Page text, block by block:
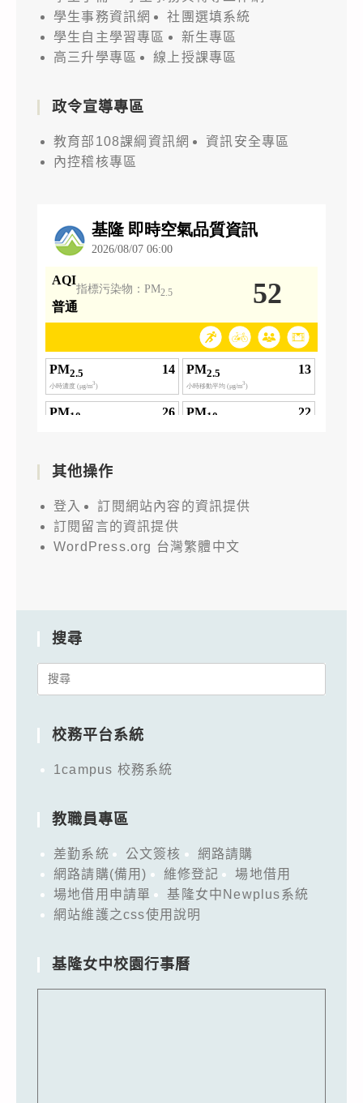
學生事務資訊網
社團選填系統
學生自主學習專區
新生專區
高三升學專區
線上授課專區
政令宣導專區
教育部108課綱資訊網
資訊安全專區
內控稽核專區
其他操作
登入
訂閱網站內容的資訊提供
訂閱留言的資訊提供
WordPress.org 台灣繁體中文
搜尋
Search
校務平台系統
1campus 校務系統
教職員專區
差勤系統 公文簽核
網路請購
網路請購(備用)
維修登記
場地借用
場地借用申請單
基隆女中Newplus系統
網站維護之css使用說明
基隆女中校園行事曆